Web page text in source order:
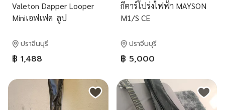
Valeton Dapper Looper
Miniเอฟเฟค ลูป
ปราจีนบุรี
฿ 1,488
กีตาร์โปร่งไฟฟ้า MAYSON
M1/S CE
ปราจีนบุรี
฿ 5,000